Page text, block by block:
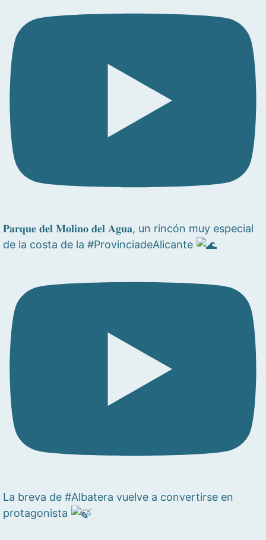
𝐏𝐚𝐫𝐪𝐮𝐞 𝐝𝐞𝐥 𝐌𝐨𝐥𝐢𝐧𝐨 𝐝𝐞𝐥 𝐀𝐠𝐮𝐚, un rincón muy especial
de la costa de la #ProvinciadeAlicante
La breva de #Albatera vuelve a convertirse en
protagonista